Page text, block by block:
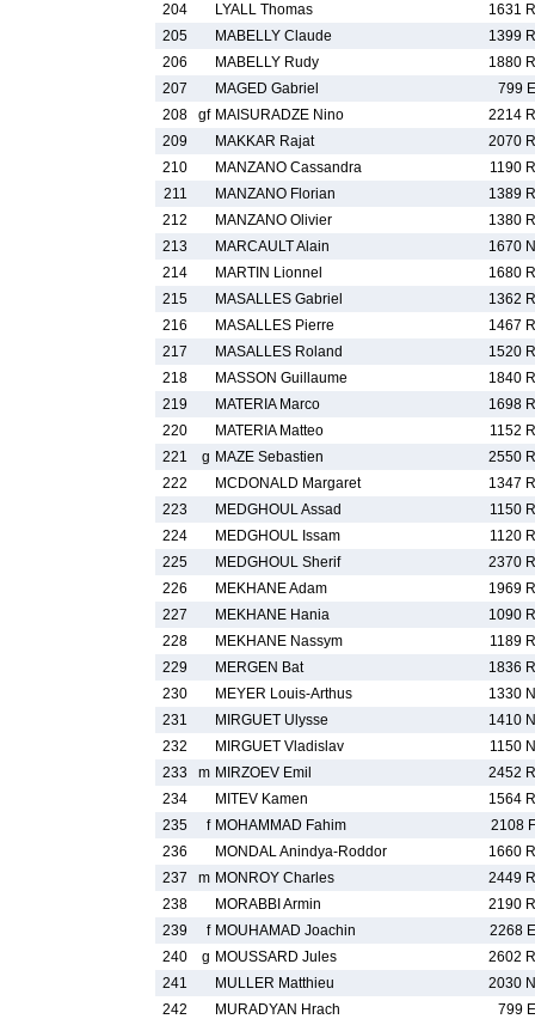
204
LYALL Thomas
1631 R
205
MABELLY Claude
1399 R
206
MABELLY Rudy
1880 R
207
MAGED Gabriel
799 E
208
gf MAISURADZE Nino
2214 R
209
MAKKAR Rajat
2070 R
210
MANZANO Cassandra
1190 R
211
MANZANO Florian
1389 R
212
MANZANO Olivier
1380 R
213
MARCAULT Alain
1670 N
214
MARTIN Lionnel
1680 R
215
MASALLES Gabriel
1362 R
216
MASALLES Pierre
1467 R
217
MASALLES Roland
1520 R
218
MASSON Guillaume
1840 R
219
MATERIA Marco
1698 R
220
MATERIA Matteo
1152 R
221
g MAZE Sebastien
2550 R
222
MCDONALD Margaret
1347 R
223
MEDGHOUL Assad
1150 R
224
MEDGHOUL Issam
1120 R
225
MEDGHOUL Sherif
2370 R
226
MEKHANE Adam
1969 R
227
MEKHANE Hania
1090 R
228
MEKHANE Nassym
1189 R
229
MERGEN Bat
1836 R
230
MEYER Louis-Arthus
1330 N
231
MIRGUET Ulysse
1410 N
232
MIRGUET Vladislav
1150 N
233
m MIRZOEV Emil
2452 R
234
MITEV Kamen
1564 R
235
f MOHAMMAD Fahim
2108 F
236
MONDAL Anindya-Roddor
1660 R
237
m MONROY Charles
2449 R
238
MORABBI Armin
2190 R
239
f MOUHAMAD Joachin
2268 E
240
g MOUSSARD Jules
2602 R
241
MULLER Matthieu
2030 N
242
MURADYAN Hrach
799 E